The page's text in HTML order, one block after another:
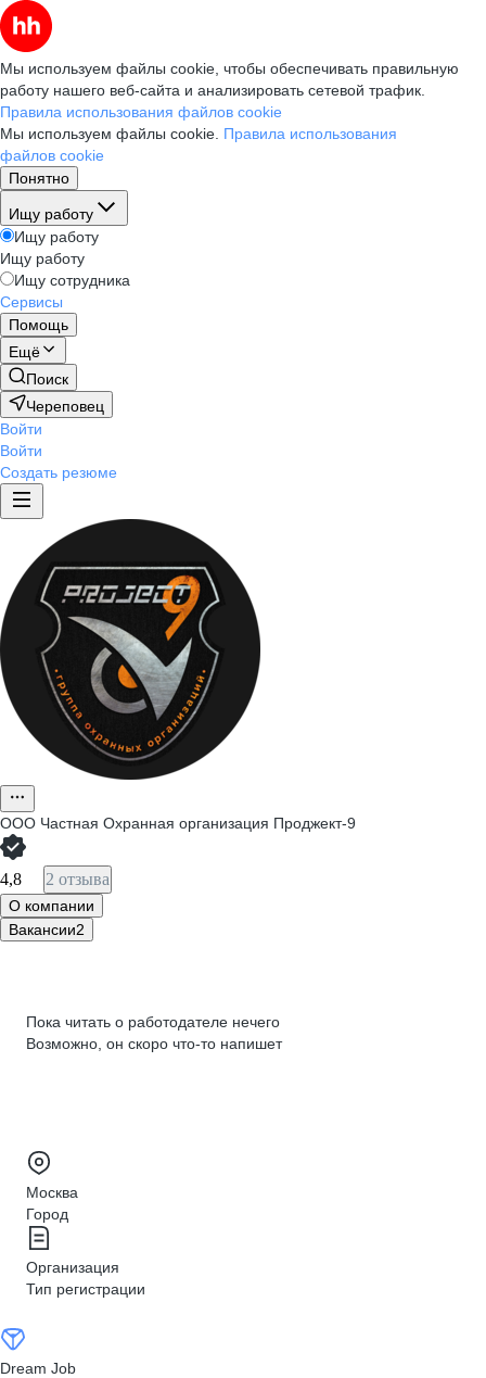
Мы используем файлы cookie, чтобы обеспечивать правильную
работу нашего веб-сайта и анализировать сетевой трафик.
Правила использования файлов cookie
Мы используем файлы cookie. Правила использования
файлов cookie
Понятно
Ищу работу
Ищу работу
Ищу работу
Ищу сотрудника
Сервисы
Помощь
Ещё
Поиск
Череповец
Войти
Войти
Создать резюме
ООО Частная Охранная организация Проджект-9
4,8 2 отзыва
О компании
Вакансии2
Пока читать о работодателе нечего
Возможно, он скоро что‑то напишет
Москва
Город
Организация
Тип регистрации
Dream Job